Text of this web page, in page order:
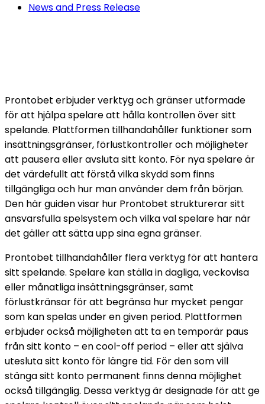
News and Press Release
Prontobet erbjuder verktyg och gränser utformade
för att hjälpa spelare att hålla kontrollen över sitt
spelande. Plattformen tillhandahåller funktioner som
insättningsgränser, förlustkontroller och möjligheter
att pausera eller avsluta sitt konto. För nya spelare är
det värdefullt att förstå vilka skydd som finns
tillgängliga och hur man använder dem från början.
Den här guiden visar hur Prontobet strukturerar sitt
ansvarsfulla spelsystem och vilka val spelare har när
det gäller att sätta upp sina egna gränser.
Prontobet tillhandahåller flera verktyg för att hantera
sitt spelande. Spelare kan ställa in dagliga, veckovisa
eller månatliga insättningsgränser, samt
förlustkränsar för att begränsa hur mycket pengar
som kan spelas under en given period. Plattformen
erbjuder också möjligheten att ta en temporär paus
från sitt konto – en cool-off period – eller att själva
utesluta sitt konto för längre tid. För den som vill
stänga sitt konto permanent finns denna möjlighet
också tillgänglig. Dessa verktyg är designade för att ge